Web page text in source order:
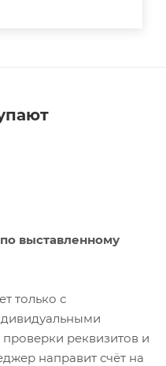
выставленному
только с
реквизитов и
направит счёт на